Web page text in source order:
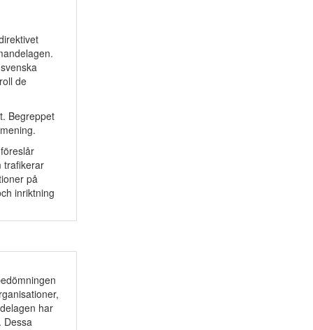
de
Begreppet
trafikerar
på
inriktning
har
Dessa